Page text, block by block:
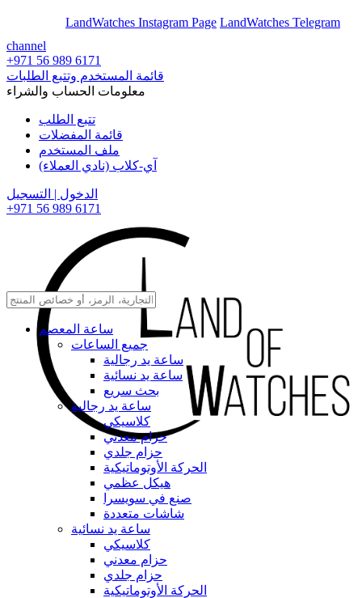
LandWatches Instagram Page LandWatches Telegram
channel
+971 56 989 6171
قائمة المستخدم وتتبع الطلبات
معلومات الحساب والشراء
تتبع الطلب
قائمة المفضلات
ملف المستخدم
آي-كلاب (نادي العملاء)
الدخول | التسجيل
+971 56 989 6171
ساعة المعصم
جميع الساعات
ساعة يد رجالية
ساعة يد نسائية
بحث سريع
ساعة يد رجالية
كلاسيكي
حزام معدني
حزام جلدي
الحركة الأوتوماتيكية
هيكل عظمي
صنع في سويسرا
شاشات متعددة
ساعة يد نسائية
كلاسيكي
حزام معدني
حزام جلدي
الحركة الأوتوماتيكية